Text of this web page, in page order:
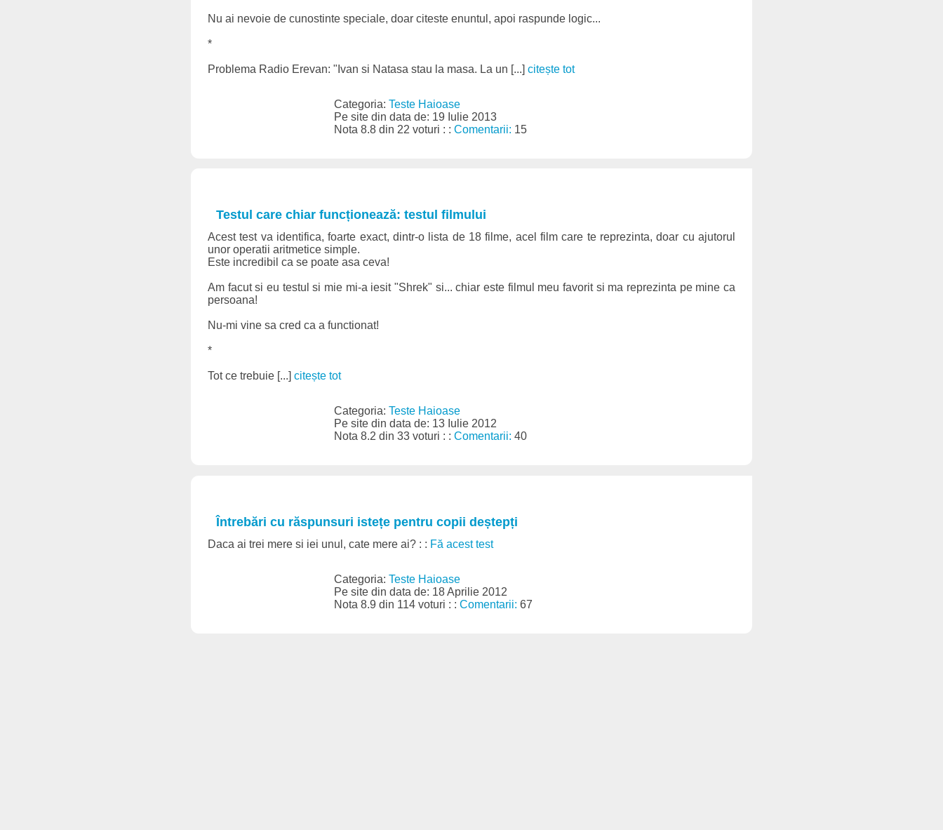
Nu ai nevoie de cunostinte speciale, doar citeste enuntul, apoi raspunde logic...
*
Problema Radio Erevan: "Ivan si Natasa stau la masa. La un [...] citește tot
Categoria:Teste Haioase
Pe site din data de: 19 Iulie 2013
Nota 8.8 din 22 voturi : :Comentarii: 15
Testul care chiar funcționează: testul filmului
Acest test va identifica, foarte exact, dintr-o lista de 18 filme, acel film care te reprezinta, doar cu ajutorul
unor operatii aritmetice simple.
Este incredibil ca se poate asa ceva!
Am facut si eu testul si mie mi-a iesit "Shrek" si... chiar este filmul meu favorit si ma reprezinta pe mine ca
persoana!
Nu-mi vine sa cred ca a functionat!
*
Tot ce trebuie [...] citește tot
Categoria:Teste Haioase
Pe site din data de: 13 Iulie 2012
Nota 8.2 din 33 voturi : :Comentarii:40
Întrebări cu răspunsuri istețe pentru copii deștepți
Daca ai trei mere si iei unul, cate mere ai? : : Fă acest test
Categoria:Teste Haioase
Pe site din data de: 18 Aprilie 2012
Nota 8.9 din 114 voturi : :Comentarii:67